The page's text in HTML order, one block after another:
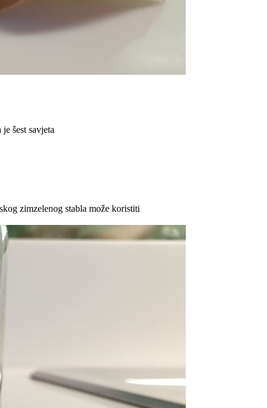
šest savjeta
zimzelenog stabla može koristiti